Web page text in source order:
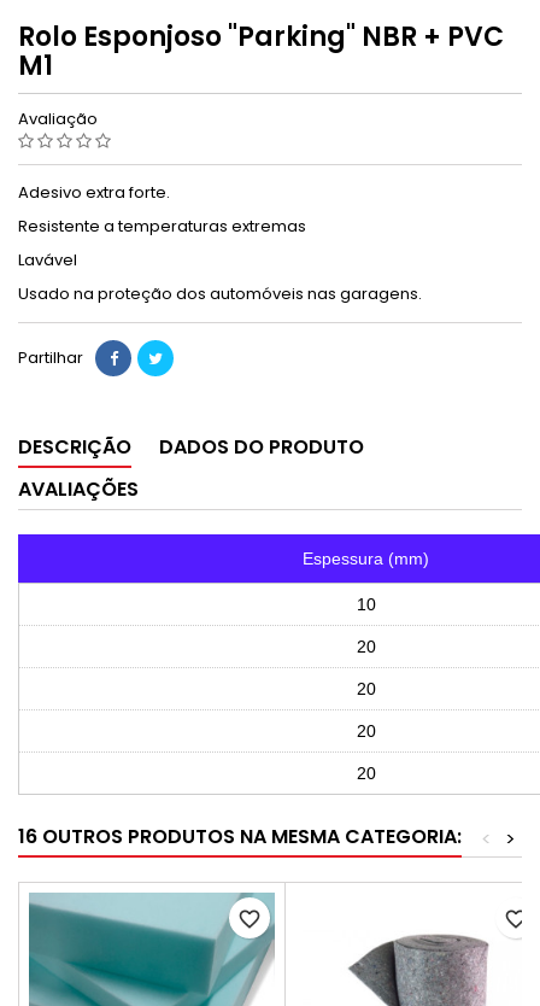
Rolo Esponjoso "Parking" NBR + PVC
M1
Avaliação
Adesivo extra forte.
Resistente a temperaturas extremas
Lavável
Usado na proteção dos automóveis nas garagens.
Partilhar
DESCRIÇÃO
DADOS DO PRODUTO
AVALIAÇÕES
Espessura (mm)
10
20
20
20
20
16 OUTROS PRODUTOS NA MESMA CATEGORIA: >
<
favorite_border favorite_border